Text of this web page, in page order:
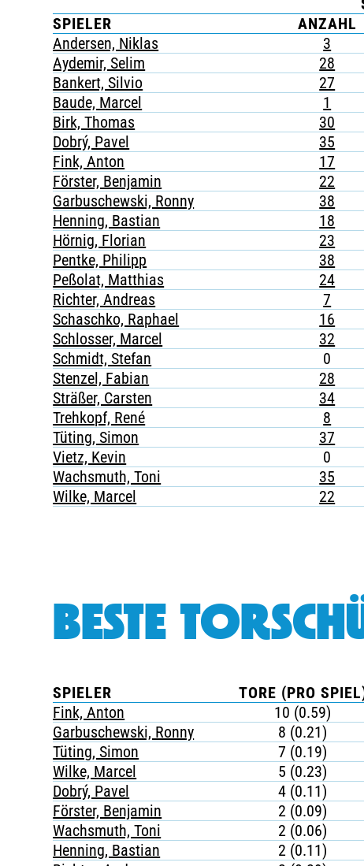
SPIELER
ANZAHL
Andersen, Niklas
3
Aydemir, Selim
28
Bankert, Silvio
27
Baude, Marcel
1
Birk, Thomas
30
Dobrý, Pavel
35
Fink, Anton
17
Förster, Benjamin
22
Garbuschewski, Ronny
38
Henning, Bastian
18
Hörnig, Florian
23
Pentke, Philipp
38
Peßolat, Matthias
24
Richter, Andreas
7
Schaschko, Raphael
16
Schlosser, Marcel
32
Schmidt, Stefan
0
Stenzel, Fabian
28
Sträßer, Carsten
34
Trehkopf, René
8
Tüting, Simon
37
Vietz, Kevin
0
Wachsmuth, Toni
35
Wilke, Marcel
22
BESTE
SPIELER TORE (PRO
Fink, Anton
10 (0.59)
Garbuschewski, Ronny
8 (0.21)
Tüting, Simon
7 (0.19)
Wilke, Marcel
5 (0.23)
Dobrý, Pavel
4 (0.11)
Förster, Benjamin
2 (0.09)
Wachsmuth, Toni
2 (0.06)
Henning, Bastian
2 (0.11)